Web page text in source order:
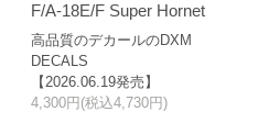
F/A-18E/F Super Hornet
高品質のデカールのDXM
DECALS
【2026.06.19発売】
4,300円(税込4,730円)